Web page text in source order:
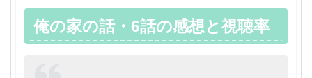
俺の家の話・6話の感想と視聴率